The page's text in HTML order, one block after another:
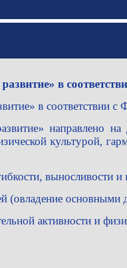
в
в соответствии
направлено
культурой,
выносливости
(овладение
активности и